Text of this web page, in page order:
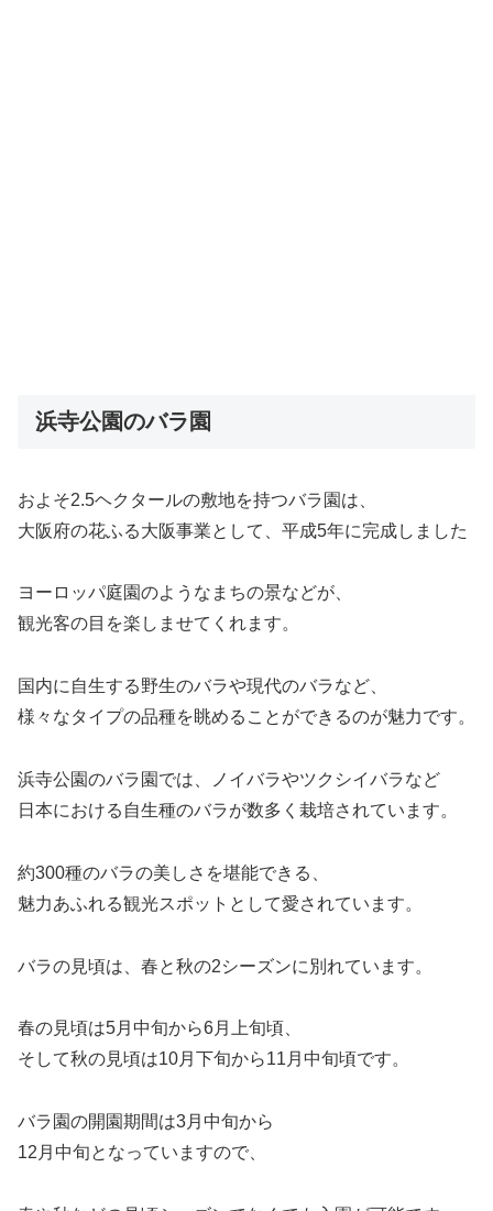
浜寺公園のバラ園
およそ2.5ヘクタールの敷地を持つバラ園は、
大阪府の花ふる大阪事業として、平成5年に完成しました
ヨーロッパ庭園のようなまちの景などが、
観光客の目を楽しませてくれます。
国内に自生する野生のバラや現代のバラなど、
様々なタイプの品種を眺めることができるのが魅力です。
浜寺公園のバラ園では、ノイバラやツクシイバラなど
日本における自生種のバラが数多く栽培されています。
約300種のバラの美しさを堪能できる、
魅力あふれる観光スポットとして愛されています。
バラの見頃は、春と秋の2シーズンに別れています。
春の見頃は5月中旬から6月上旬頃、
そして秋の見頃は10月下旬から11月中旬頃です。
バラ園の開園期間は3月中旬から
12月中旬となっていますので、